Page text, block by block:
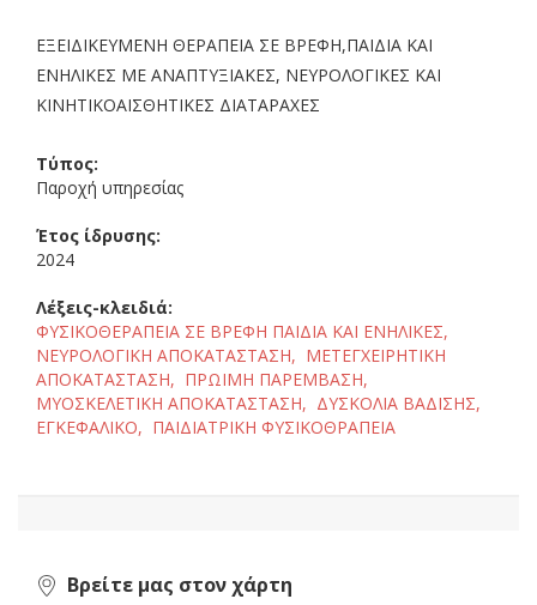
ΕΞΕΙΔΙΚΕΥΜΕΝΗ ΘΕΡΑΠΕΙΑ ΣΕ ΒΡΕΦΗ,ΠΑΙΔΙΑ ΚΑΙ
ΕΝΗΛΙΚΕΣ ΜΕ ΑΝΑΠΤΥΞΙΑΚΕΣ, ΝΕΥΡΟΛΟΓΙΚΕΣ ΚΑΙ
ΚΙΝΗΤΙΚΟΑΙΣΘΗΤΙΚΕΣ ΔΙΑΤΑΡΑΧΕΣ
Τύπος:
Παροχή υπηρεσίας
Έτος ίδρυσης:
2024
Λέξεις-κλειδιά:
ΦΥΣΙΚΟΘΕΡΑΠΕΙΑ ΣΕ ΒΡΕΦΗ ΠΑΙΔΙΑ ΚΑΙ ΕΝΗΛΙΚΕΣ,
ΝΕΥΡΟΛΟΓΙΚΗ ΑΠΟΚΑΤΑΣΤΑΣΗ, ΜΕΤΕΓΧΕΙΡΗΤΙΚΗ
ΑΠΟΚΑΤΑΣΤΑΣΗ, ΠΡΩΙΜΗ ΠΑΡΕΜΒΑΣΗ,
ΜΥΟΣΚΕΛΕΤΙΚΗ ΑΠΟΚΑΤΑΣΤΑΣΗ, ΔΥΣΚΟΛΙΑ ΒΑΔΙΣΗΣ,
ΕΓΚΕΦΑΛΙΚΟ, ΠΑΙΔΙΑΤΡΙΚΗ ΦΥΣΙΚΟΘΡΑΠΕΙΑ
Βρείτε μας στον χάρτη